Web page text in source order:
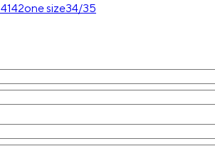
4142one size34/35